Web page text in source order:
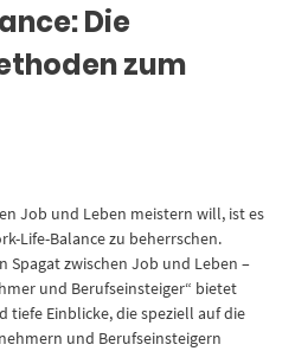
Die
zum
Job und Leben meistern will, ist es
Life-Balance zu beherrschen.
Spagat zwischen Job und Leben –
und Berufseinsteiger“ bietet
tiefe Einblicke, die speziell auf die
und Berufseinsteigern